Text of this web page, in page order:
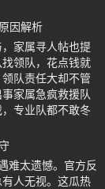
因解析
家属寻人帖也提
领队，花点钱就
队责任大却不管
家属急疯救援队
专业队都不敢冬
难太遗憾。官方反
人无视。这瓜热